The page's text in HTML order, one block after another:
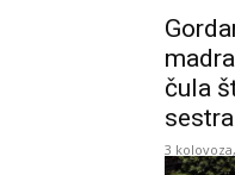
čula
sestra
3